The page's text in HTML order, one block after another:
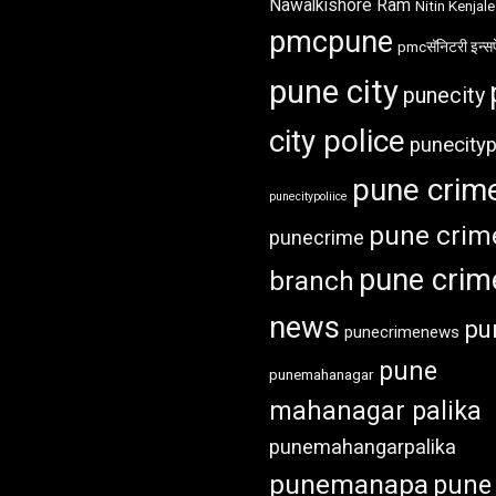
Nawalkishore Ram Nitin Kenjale
pmcpune pmcसॅनिटरी
pune city punecity
city police
punecitypoliice pune
punecrime pune
branch pune
news punecrimenews
punemahanagar pune
mahanagar palika
punemahangarpalika
punemanapa pune